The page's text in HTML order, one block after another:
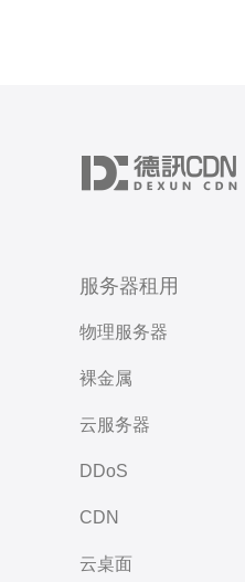
服务器租用
物理服务器
裸金属
云服务器
DDoS
CDN
云桌面